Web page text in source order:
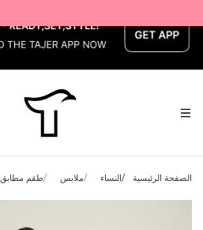
الصفحة الرئيسية النساء ملابس طقم مطابق